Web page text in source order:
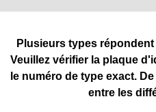
Plusieurs types
Veuillez vérifier la plaque
le numéro de type exact.
entre les